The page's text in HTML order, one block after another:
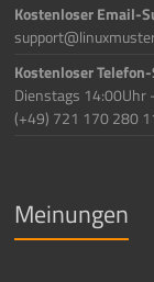
Kostenloser Email-
Kostenloser
Dienstags 14:00Uhr
(+49) 721 170 280
Meinungen